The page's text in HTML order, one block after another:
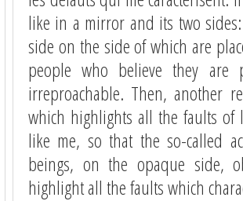
like in a mirror and its two
side on the side of which are
people who believe they are
irreproachable. Then, another
which highlights all the faults of
like me, so that the so-called
beings, on the opaque side,
highlight all the faults which